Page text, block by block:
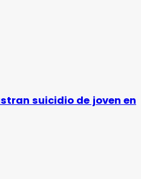
suicidio de joven en